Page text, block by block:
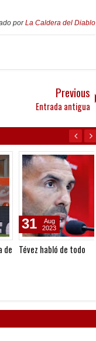
porLa Caldera del Diablo
Previous
Entrada antigua
habló de todo
2023